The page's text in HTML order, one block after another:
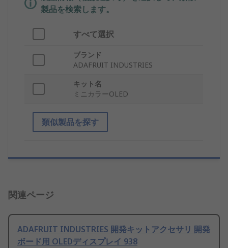
製品を検索します。
すべて選択
ブランド
ADAFRUIT INDUSTRIES
キット名
ミニカラーOLED
類似製品を探す
関連ページ
ADAFRUIT INDUSTRIES 開発キットアクセサリ 開発
ボード用 OLEDディスプレイ 938